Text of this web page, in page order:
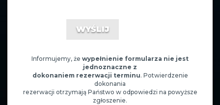
Informujemy, że wypełnienie formularza nie jest
jednoznaczne z
dokonaniem rezerwacji terminu. Potwierdzenie
dokonania
rezerwacji otrzymają Państwo w odpowiedzi na powyższe
zgłoszenie.